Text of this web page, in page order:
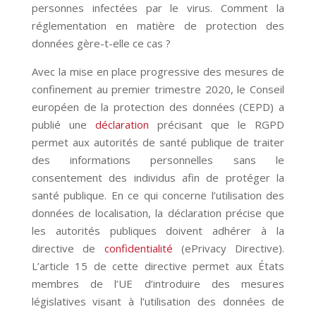
personnes infectées par le virus. Comment la
réglementation en matière de protection des
données gère-t-elle ce cas ?
Avec la mise en place progressive des mesures de
confinement au premier trimestre 2020, le Conseil
européen de la protection des données (CEPD) a
publié une
déclaration
précisant que le RGPD
permet aux autorités de santé publique de traiter
des informations personnelles sans le
consentement des individus afin de protéger la
santé publique. En ce qui concerne l’utilisation des
données de localisation, la déclaration précise que
les autorités publiques doivent adhérer à la
directive de confidentialité (ePrivacy Directive).
L’article 15 de cette directive permet aux États
membres de l’UE d’introduire des mesures
législatives visant à l’utilisation des données de